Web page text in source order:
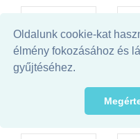
Oldalunk cookie-kat
élmény fokozásához és
gyűjtéséhez.
TY